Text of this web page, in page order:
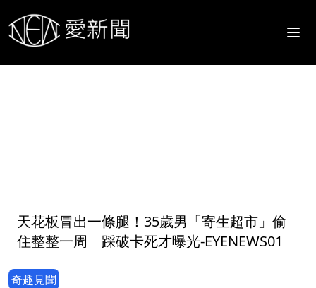
天花板冒出一條腿！35歲男「寄生超市」偷
住整整一周 踩破卡死才曝光-EYENEWS01
奇趣見聞